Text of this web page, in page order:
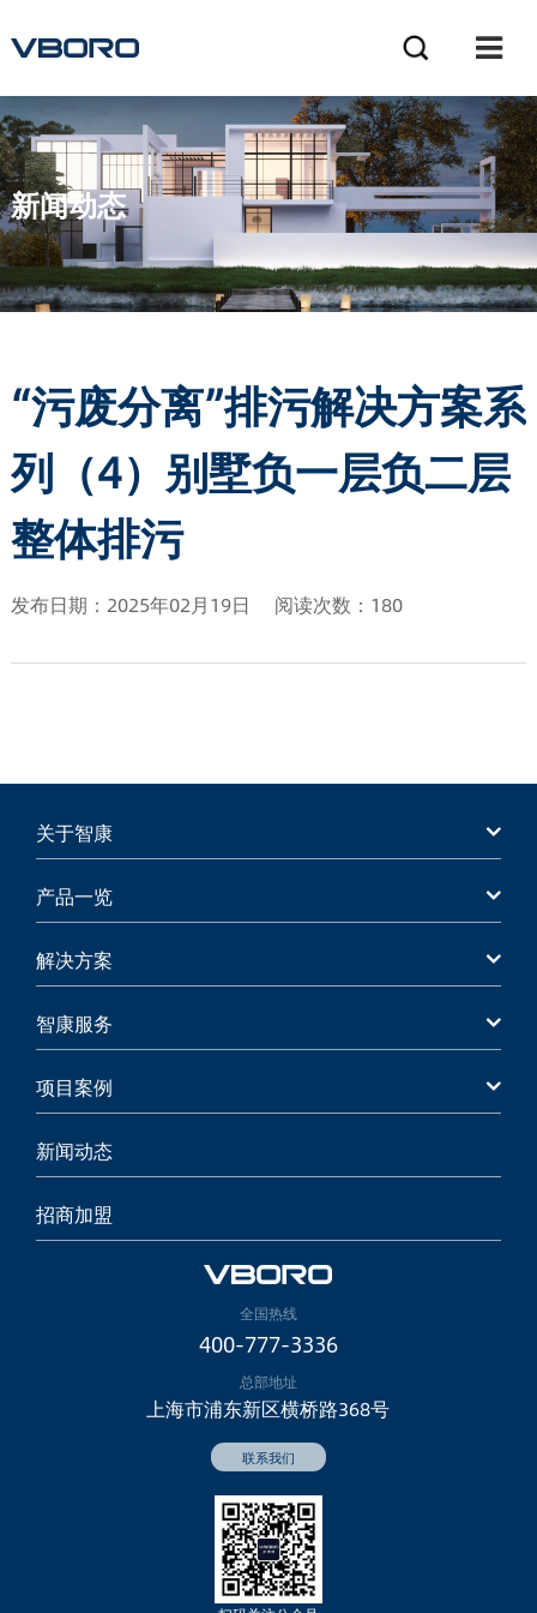
新闻动态
NEWS
“污废分离”排污解决方案系
列（4）别墅负一层负二层
整体排污
发布日期：2025年02月19日 阅读次数：180
关于智康
产品一览
解决方案
智康服务
项目案例
新闻动态
招商加盟
全国热线
400-777-3336
总部地址
上海市浦东新区横桥路368号